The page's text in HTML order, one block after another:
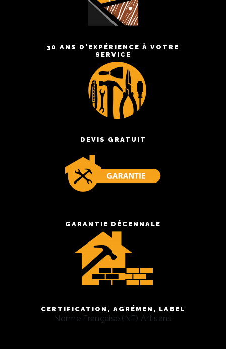
30 ANS D'EXPÉRIENCE À VOTRE
SERVICE
DEVIS GRATUIT
GARANTIE DÉCENNALE
CERTIFICATION, AGRÉMEN, LABEL
Norme Française (NF) Artisans